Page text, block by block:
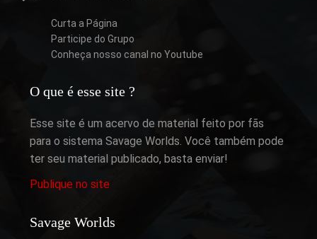
Curta a Página
Participe do Grupo
Conheça nosso canal no Youtube
O que é esse site ?
Esse site é um acervo de material feito por fãs
para o sistema Savage Worlds. Você também pode
ter seu material publicado, basta enviar!
Publique no site
Savage Worlds